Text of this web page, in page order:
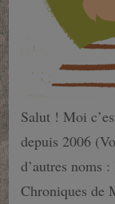
Salut ! Moi
depuis 2006
d’autres noms
Chroniques de